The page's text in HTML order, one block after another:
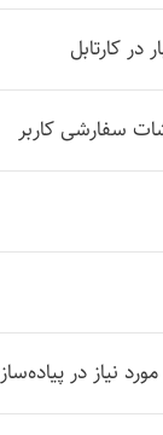
کارتابل
سفارشی کاربر
مورد نیاز در